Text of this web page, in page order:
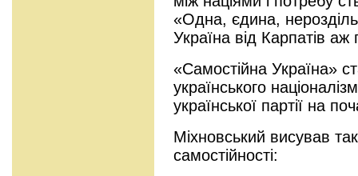
«Одна, єдина,
Україна від Карпатів аж
«Самостійна Україна»
українського
української партії на
Міхновський висував
самостійності: